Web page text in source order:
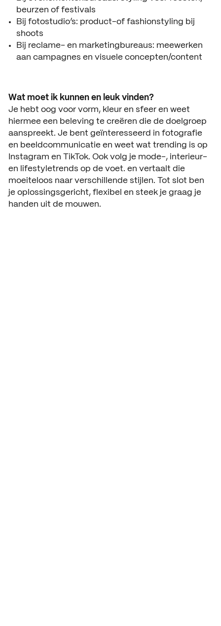
beurzen of festivals
Bij fotostudio’s: product-of fashionstyling bij
shoots
Bij reclame- en marketingbureaus: meewerken
aan campagnes en visuele concepten/content
Wat moet ik kunnen en leuk vinden?
Je hebt oog voor vorm, kleur en sfeer en weet
hiermee een beleving te creëren die de doelgroep
aanspreekt. Je bent geïnteresseerd in fotografie
en beeldcommunicatie en weet wat trending is op
Instagram en TikTok. Ook volg je mode-, interieur-
en lifestyletrends op de voet. en vertaalt die
moeiteloos naar verschillende stijlen. Tot slot ben
je oplossingsgericht, flexibel en steek je graag je
handen uit de mouwen.